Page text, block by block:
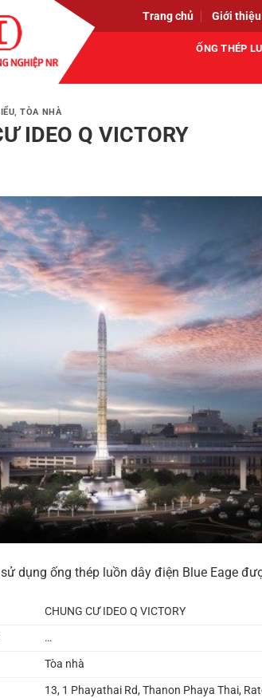
Trang chủ Giới thiệu
ỐNG THÉP
,TÒA NHÀ
IDEO Q VICTORY
dụng ống thép luồn dây điện Blue Eage
CHUNG CƯ IDEO Q VICTORY
…
Tòa nhà
13, 1 Phayathai Rd, Thanon Phaya Thai,